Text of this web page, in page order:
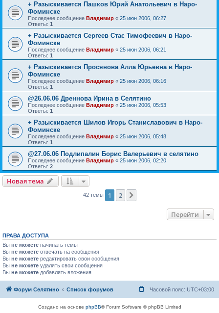
+ Разыскивается Пашков Юрий Анатольевич в Наро-
Фоминске
Последнее сообщение Владимир « 25 июн 2006, 06:27
Ответы: 1
+ Разыскивается Сергеев Стас Тимофеевич в Наро-
Фоминске
Последнее сообщение Владимир « 25 июн 2006, 06:21
Ответы: 1
+ Разыскивается Просянова Алла Юрьевна в Наро-
Фоминске
Последнее сообщение Владимир « 25 июн 2006, 06:16
Ответы: 1
@26.06.06 Дреннова Ирина в Селятино
Последнее сообщение Владимир « 25 июн 2006, 05:53
Ответы: 1
+ Разыскивается Шилов Игорь Станиславович в Наро-
Фоминске
Последнее сообщение Владимир « 25 июн 2006, 05:48
Ответы: 1
@27.06.06 Подлипалин Борис Валерьевич в селятино
Последнее сообщение Владимир « 25 июн 2006, 02:20
Ответы: 2
Новая тема
42 темы 1 2
Перейти
ПРАВА ДОСТУПА
Вы не можете начинать темы
Вы не можете отвечать на сообщения
Вы не можете редактировать свои сообщения
Вы не можете удалять свои сообщения
Вы не можете добавлять вложения
Форум Селятино Список форумов Часовой пояс: UTC+03:00
Создано на основе phpBB® Forum Software © phpBB Limited